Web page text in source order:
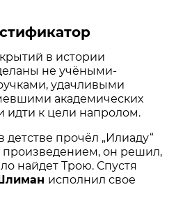
в истории
не учёными-
удачливыми
академических
идти к цели напролом.
прочёл „Илиаду“
он решил,
найдет Трою. Спустя
исполнил свое